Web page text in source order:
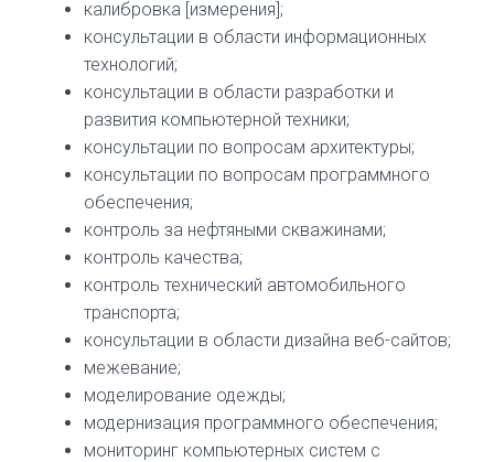
калибровка [измерения];
консультации в области информационных
технологий;
консультации в области разработки и
развития компьютерной техники;
консультации по вопросам архитектуры;
консультации по вопросам программного
обеспечения;
контроль за нефтяными скважинами;
контроль качества;
контроль технический автомобильного
транспорта;
консультации в области дизайна веб-сайтов;
межевание;
моделирование одежды;
модернизация программного обеспечения;
мониторинг компьютерных систем с